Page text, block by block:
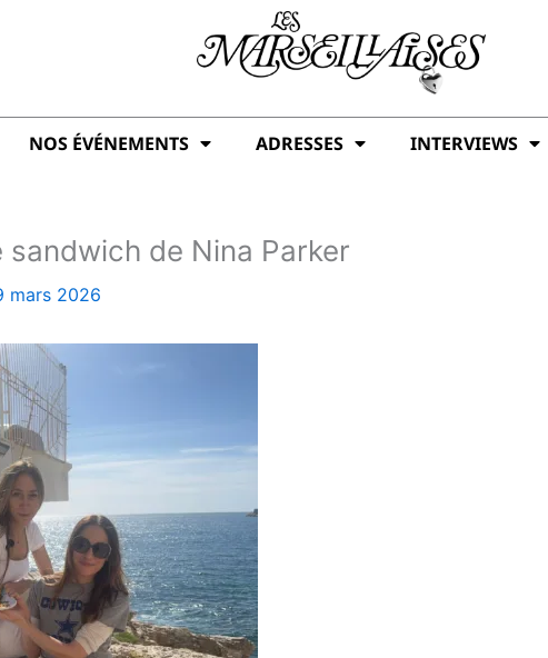
NOS ÉVÉNEMENTS ADRESSES INTERVIEWS
sandwich de Nina Parker
mars 2026